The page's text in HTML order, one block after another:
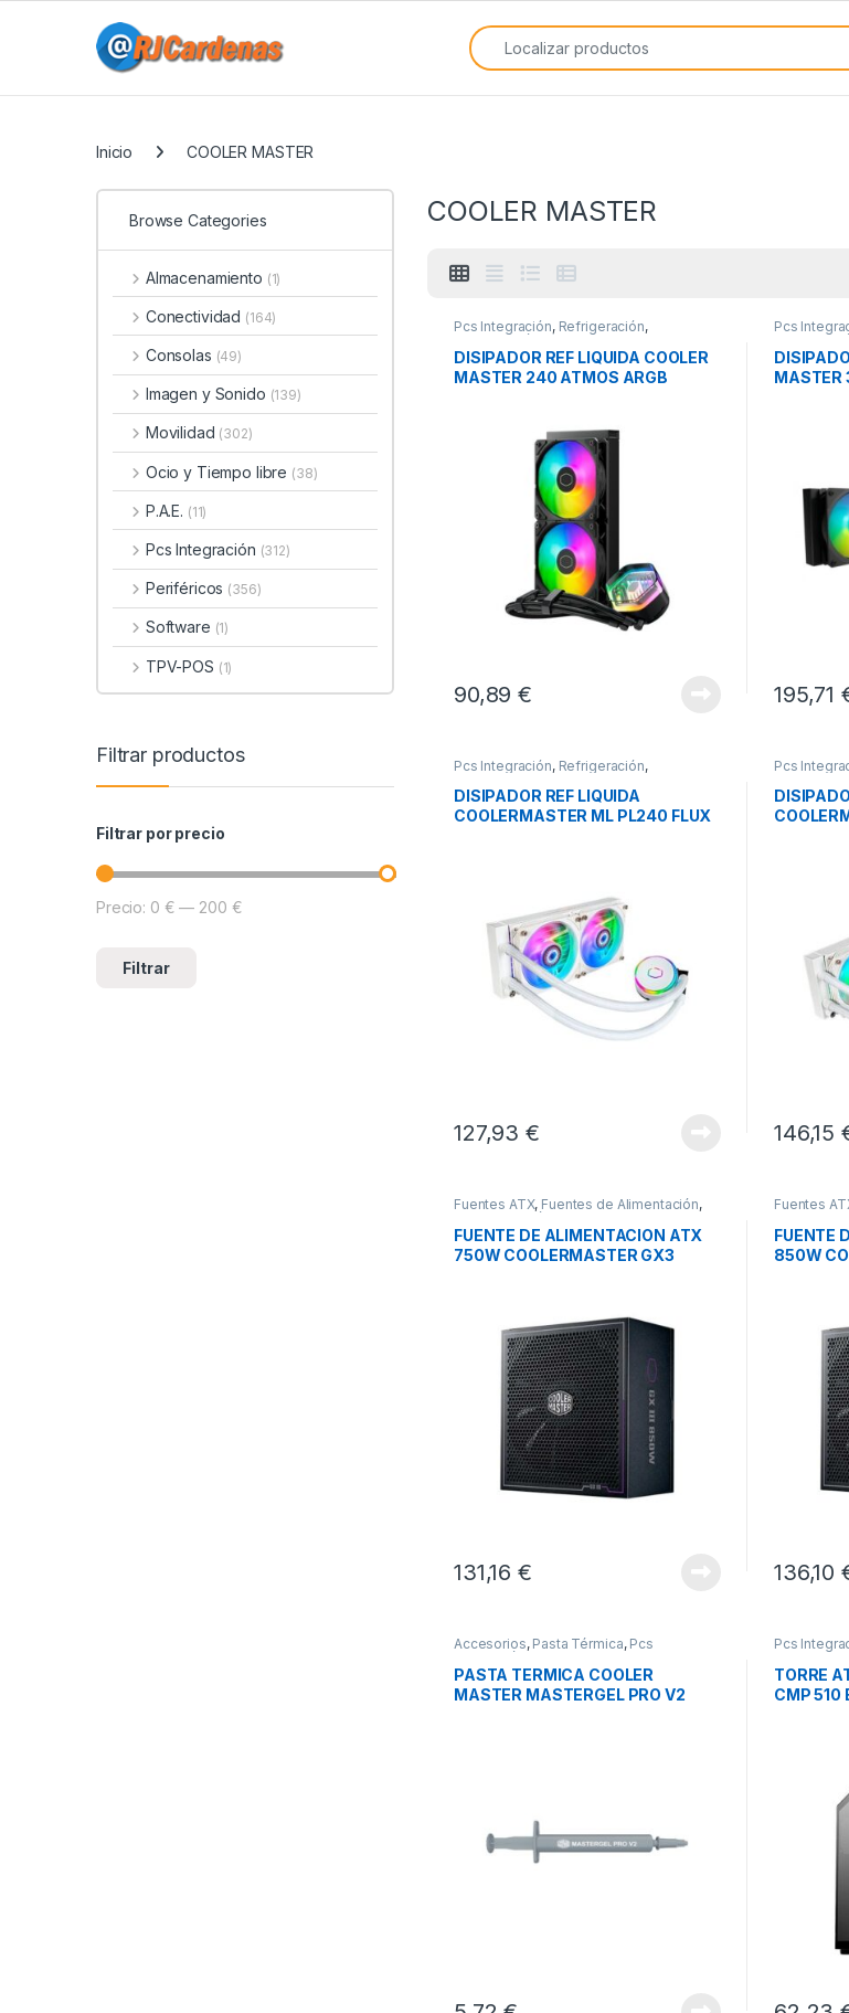
Search for:
Inicio COOLER MASTER
COOLER MASTER
Pcs Integración, Refrigeración,
Refrigeración Líquida
DISIPADOR REF LIQUIDA COOLER
MASTER 240 ATMOS ARGB
90,89€
Pcs
MASTER
195,71
Pcs Integración, Refrigeración,
DISIPADOR REF LIQUIDA
COOLERMASTER ML PL240 FLUX
127,93€
Pcs
146,15
Fuentes ATX, Fuentes de Alimentación,
Pcs Integración
FUENTE DE ALIMENTACION ATX
750W COOLERMASTER GX3
131,16€
Fuentes
Pcs
FUENTE
850W
136,10
Accesorios, Pasta Térmica, Pcs
Integración
PASTA TERMICA COOLER
MASTER MASTERGEL PRO V2
Pcs
Torres
TORRE
CMP 510
Browse Categories
Almacenamiento (1)
Conectividad (164)
Consolas (49)
Imagen y Sonido (139)
Movilidad (302)
Ocio y Tiempo libre (38)
P.A.E. (11)
Pcs Integración (312)
Periféricos (356)
Software (1)
TPV-POS (1)
Filtrar productos
Filtrar por precio
Precio mínimo
Precio máximo
Filtrar
Precio: 0 € — 200 €